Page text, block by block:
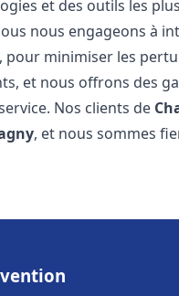
et des outils les
nous engageons à
pour minimiser les
et nous offrons des
Nos clients de
, et nous sommes